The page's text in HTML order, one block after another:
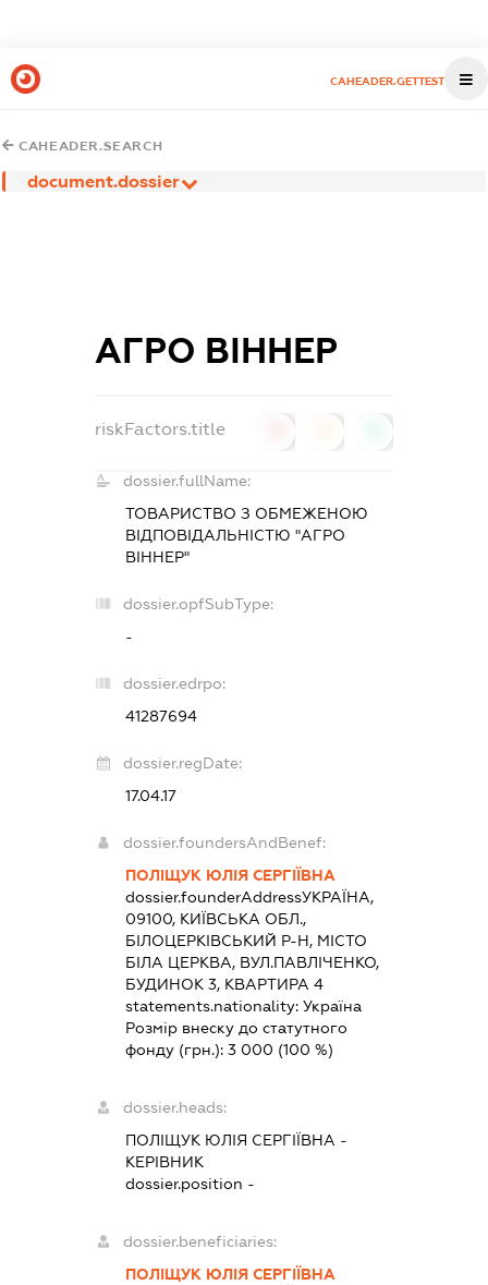
CAHEADER.GETTEST
CAHEADER.SEARCH
document.dossier
АГРО ВІННЕР
riskFactors.title
dossier.fullName:
ТОВАРИСТВО З ОБМЕЖЕНОЮ
ВІДПОВІДАЛЬНІСТЮ "АГРО
ВІННЕР"
dossier.opfSubType:
-
dossier.edrpo:
41287694
dossier.regDate:
17.04.17
dossier.foundersAndBenef:
ПОЛІЩУК ЮЛІЯ СЕРГІЇВНА
dossier.founderAddressУКРАЇНА,
09100, КИЇВСЬКА ОБЛ.,
БІЛОЦЕРКІВСЬКИЙ Р-Н, МІСТО
БІЛА ЦЕРКВА, ВУЛ.ПАВЛІЧЕНКО,
БУДИНОК 3, КВАРТИРА 4
statements.nationality: Україна
Розмір внеску до статутного
фонду (грн.): 3 000 (100 %)
dossier.heads:
ПОЛІЩУК ЮЛІЯ СЕРГІЇВНА -
КЕРІВНИК
dossier.position -
dossier.beneficiaries:
ПОЛІЩУК ЮЛІЯ СЕРГІЇВНА